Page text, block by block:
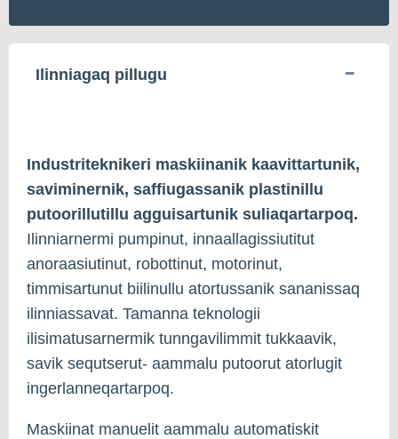
Ilinniagaq pillugu
Industriteknikeri maskiinanik kaavittartunik,
saviminernik, saffiugassanik plastinillu
putoorillutillu agguisartunik suliaqartarpoq.
Ilinniarnermi pumpinut, innaallagissiutitut
anoraasiutinut, robottinut, motorinut,
timmisartunut biilinullu atortussanik sananissaq
ilinniassavat. Tamanna teknologii
ilisimatusarnermik tunngavilimmit tukkaavik,
savik sequtserut- aammalu putoorut atorlugit
ingerlanneqartarpoq.
Maskiinat manuelit aammalu automatiskit